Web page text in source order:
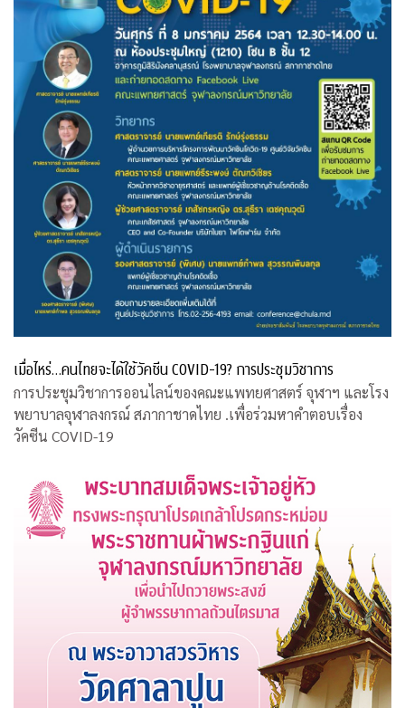
เมื่อไหร่…คนไทยจะได้ใช้วัคซีน COVID-19? การประชุมวิชาการ
การประชุมวิชาการออนไลน์ของคณะแพทยศาสตร์ จุฬาฯ และโรง
พยาบาลจุฬาลงกรณ์ สภากาชาดไทย .เพื่อร่วมหาคำตอบเรื่อง
วัคซีน COVID-19